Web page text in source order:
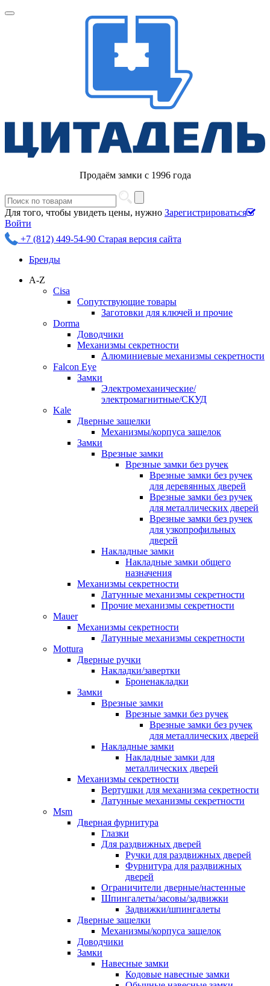
Продаём замки с 1996 года
Для того, чтобы увидеть цены, нужно Зарегистрироваться
Войти
+7 (812) 449-54-90 Старая версия сайта
Бренды
A-Z
Cisa
Сопутствующие товары
Заготовки для ключей и прочие
Dorma
Доводчики
Механизмы секретности
Алюминиевые механизмы секретности
Falcon Eye
Замки
Электромеханические/
электромагнитные/СКУД
Kale
Дверные защелки
Механизмы/корпуса защелок
Замки
Врезные замки
Врезные замки без ручек
Врезные замки без ручек
для деревянных дверей
Врезные замки без ручек
для металлических дверей
Врезные замки без ручек
для узкопрофильных
дверей
Накладные замки
Накладные замки общего
назначения
Механизмы секретности
Латунные механизмы секретности
Прочие механизмы секретности
Mauer
Механизмы секретности
Латунные механизмы секретности
Mottura
Дверные ручки
Накладки/завертки
Броненакладки
Замки
Врезные замки
Врезные замки без ручек
Врезные замки без ручек
для металлических дверей
Накладные замки
Накладные замки для
металлических дверей
Механизмы секретности
Вертушки для механизма секретности
Латунные механизмы секретности
Msm
Дверная фурнитура
Глазки
Для раздвижных дверей
Ручки для раздвижных дверей
Фурнитура для раздвижных
дверей
Ограничители дверные/настенные
Шпингалеты/засовы/задвижки
Задвижки/шпингалеты
Дверные защелки
Механизмы/корпуса защелок
Доводчики
Замки
Навесные замки
Кодовые навесные замки